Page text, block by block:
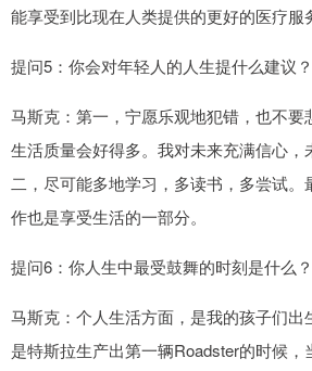
能享受到比现在人类提供的更好的医疗服
提问5：你会对年轻人的人生提什么建议？
马斯克：第一，宁愿乐观地犯错，也不要
生活质量会好得多。我对未来充满信心，
二，尽可能多地学习，多读书，多尝试。
作也是享受生活的一部分。
提问6：你人生中最受鼓舞的时刻是什么？
马斯克：个人生活方面，是我的孩子们出
是特斯拉生产出第一辆Roadster的时候，